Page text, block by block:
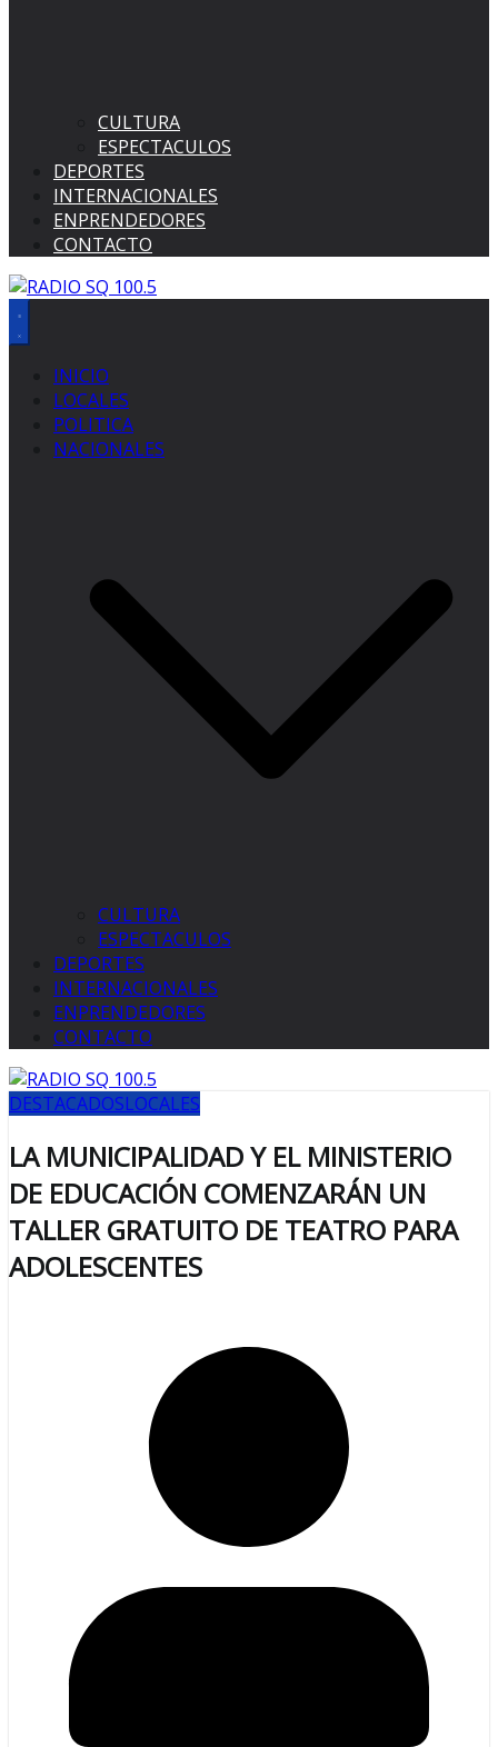
CULTURA
ESPECTACULOS
DEPORTES
INTERNACIONALES
ENPRENDEDORES
CONTACTO
INICIO
LOCALES
POLITICA
NACIONALES
CULTURA
ESPECTACULOS
DEPORTES
INTERNACIONALES
ENPRENDEDORES
CONTACTO
DESTACADOSLOCALES
LA MUNICIPALIDAD Y EL MINISTERIO
DE EDUCACIÓN COMENZARÁN UN
TALLER GRATUITO DE TEATRO PARA
ADOLESCENTES